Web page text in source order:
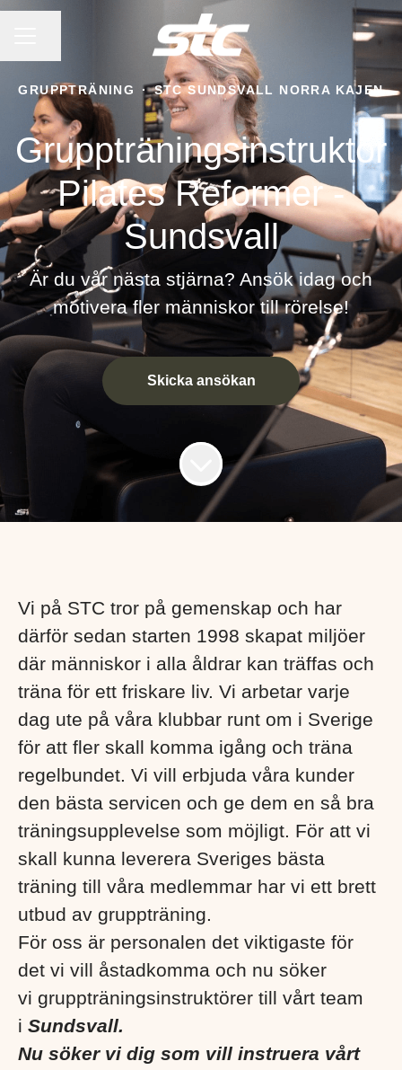
GRUPPTRÄNING · STC SUNDSVALL NORRA KAJEN
Gruppträningsinstruktör
Pilates Reformer -
Sundsvall
Är du vår nästa stjärna? Ansök idag och
motivera fler människor till rörelse!
Skicka ansökan
Vi på STC tror på gemenskap och har
därför sedan starten 1998 skapat miljöer
där människor i alla åldrar kan träffas och
träna för ett friskare liv. Vi arbetar varje
dag ute på våra klubbar runt om i Sverige
för att fler skall komma igång och träna
regelbundet. Vi vill erbjuda våra kunder
den bästa servicen och ge dem en så bra
träningsupplevelse som möjligt. För att vi
skall kunna leverera Sveriges bästa
träning till våra medlemmar har vi ett brett
utbud av gruppträning.
För oss är personalen det viktigaste för
det vi vill åstadkomma och nu söker
vi gruppträningsinstruktörer till vårt team
i Sundsvall.
Nu söker vi dig som vill instruera vårt